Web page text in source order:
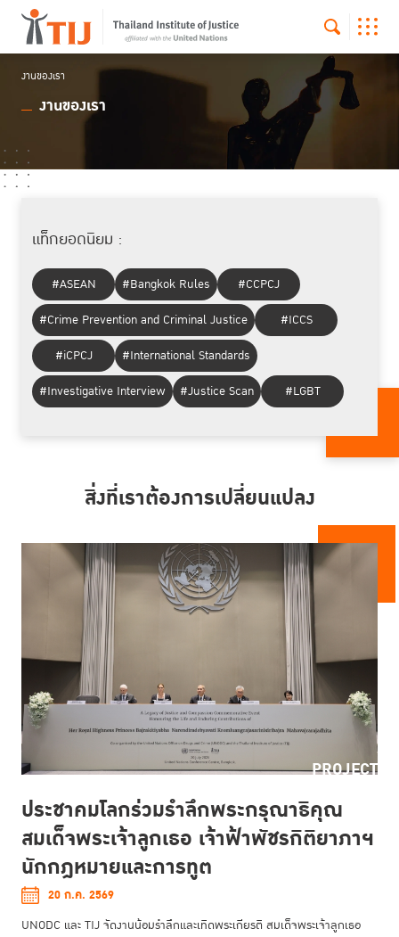
งานของเรา
งานของเรา
แท็กยอดนิยม :
#ASEAN #Bangkok Rules
#CCPCJ
#Crime Prevention and Criminal Justice
#ICCS
#iCPCJ
#International Standards
#Investigative Interview
#Justice Scan #LGBT
สิ่งที่เราต้องการเปลี่ยนแปลง
ประชาคมโลกร่วมรำลึกพระกรุณาธิคุณ
สมเด็จพระเจ้าลูกเธอ เจ้าฟ้าพัชรกิติยาภาฯ
นักกฎหมายและการทูต
20 ก.ค. 2569
UNODC และ TIJ จัดงานน้อมรำลึกและเทิดพระเกียรติ สมเด็จพระเจ้าลูกเธอ
PROJECT